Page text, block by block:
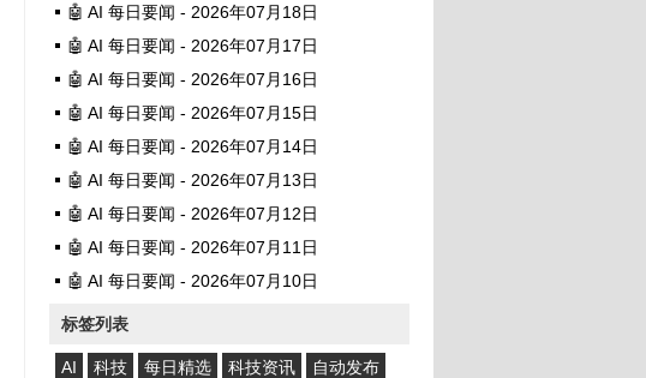
🤖 AI 每日要闻 - 2026年07月18日
🤖 AI 每日要闻 - 2026年07月17日
🤖 AI 每日要闻 - 2026年07月16日
🤖 AI 每日要闻 - 2026年07月15日
🤖 AI 每日要闻 - 2026年07月14日
🤖 AI 每日要闻 - 2026年07月13日
🤖 AI 每日要闻 - 2026年07月12日
🤖 AI 每日要闻 - 2026年07月11日
🤖 AI 每日要闻 - 2026年07月10日
标签列表
AI 科技 每日精选 科技资讯
自动发布